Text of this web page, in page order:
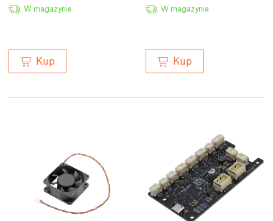
W magazynie
Kup
W magazynie
Kup